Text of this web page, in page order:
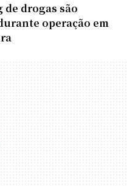
de drogas são
operação em